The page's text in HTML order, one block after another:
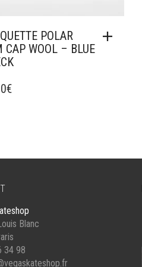
POLAR
CAP WOOL – BLUE
€
Blanc
34 98